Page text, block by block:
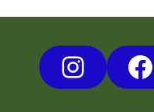
Instagram Facebook